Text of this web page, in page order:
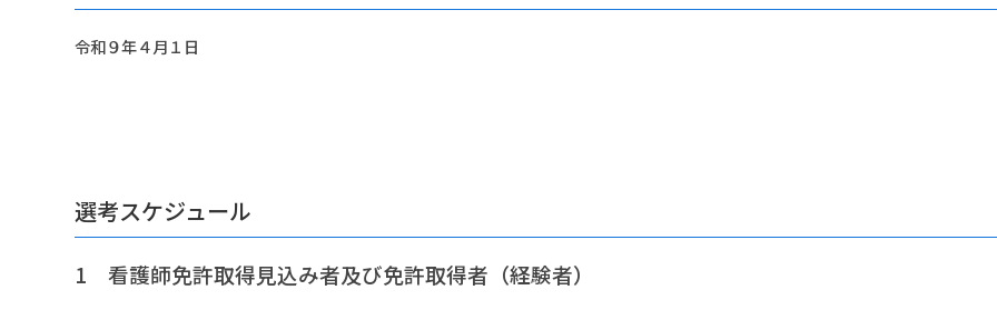
令和９年４月１日
選考スケジュール
1 看護師免許取得見込み者及び免許取得者（経験者）